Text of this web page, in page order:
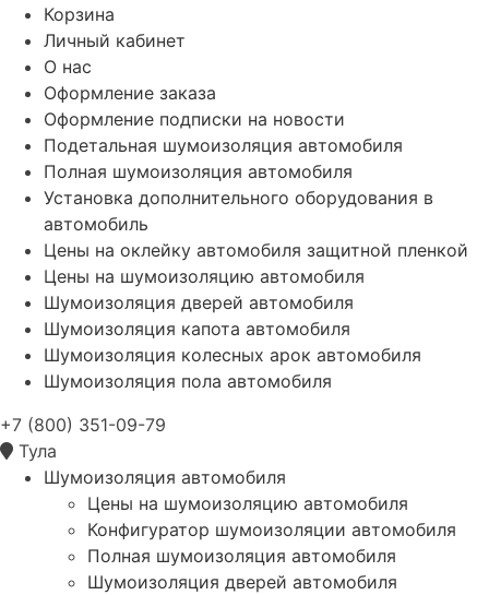
Корзина
Личный кабинет
О нас
Оформление заказа
Оформление подписки на новости
Подетальная шумоизоляция автомобиля
Полная шумоизоляция автомобиля
Установка дополнительного оборудования в
автомобиль
Цены на оклейку автомобиля защитной пленкой
Цены на шумоизоляцию автомобиля
Шумоизоляция дверей автомобиля
Шумоизоляция капота автомобиля
Шумоизоляция колесных арок автомобиля
Шумоизоляция пола автомобиля
+7 (800) 351-09-79
Тула
Шумоизоляция автомобиля
Цены на шумоизоляцию автомобиля
Конфигуратор шумоизоляции автомобиля
Полная шумоизоляция автомобиля
Шумоизоляция дверей автомобиля